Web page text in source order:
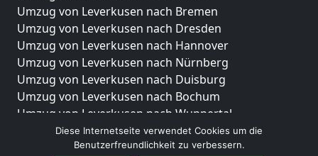
Umzug von Leverkusen nach Bremen
Umzug von Leverkusen nach Dresden
Umzug von Leverkusen nach Hannover
Umzug von Leverkusen nach Nürnberg
Umzug von Leverkusen nach Duisburg
Umzug von Leverkusen nach Bochum
Umzug von Leverkusen nach Wuppertal
Umzug von Leverkusen nach Bielefeld
Umzug von Leverkusen nach Bonn
Diese Internetseite verwendet Cookies um die
Benutzerfreundlichkeit zu verbessern.